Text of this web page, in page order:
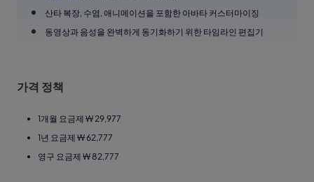
산타 복장, 수염, 애니메이션을 포함한 아바타 커스터마이징
동영상과 음성을 완벽하게 동기화하기 위한 타임라인 편집기
가격 정책
1개월 요금제 ₩ 29,977
1년 요금제 ₩ 62,777
영구 요금제 ₩ 82,777